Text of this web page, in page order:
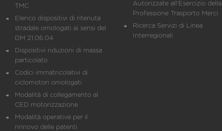
TMC
Elenco dispositivi di ritenuta
stradale omologati ai sensi del
DM 21.06.04
Dispositivi riduzioni di massa
particolato
Codici immatricolativi di
ciclomotori omologati
Modalità di collegamento al
CED motorizzazione
Modalità operative per il
rinnovo delle patenti
Autorizzate all'Esercizio della
Professione Trasporto Merci
Ricerca Servizi di Linea
Interregionali